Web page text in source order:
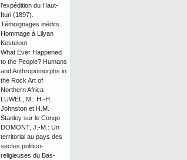
l’expédition du Haut-
Ituri (1897).
Témoignages inédits
Hommage à Lilyan
Kesteloot
What Ever Happened
to the People? Humans
and Anthropomorphs in
the Rock Art of
Northern Africa
LUWEL, M.: H.-H.
Johnston et H.M.
Stanley sur le Congo
DOMONT, J.-M.: Un
territorial au pays des
sectes politico-
religieuses du Bas-